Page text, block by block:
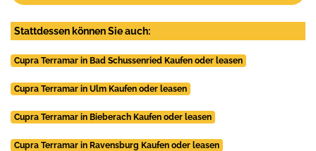
Stattdessen können Sie auch:
Cupra Terramar in Bad Schussenried Kaufen oder leasen
Cupra Terramar in Ulm Kaufen oder leasen
Cupra Terramar in Bieberach Kaufen oder leasen
Cupra Terramar in Ravensburg Kaufen oder leasen